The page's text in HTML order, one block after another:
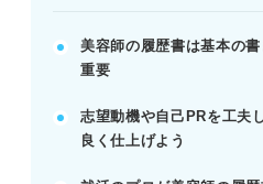
証明写真はリクルートス
ヶ月以内にする。
に注意する。
面接時のヘアメイクは清
美容師の履歴書は基本の
重要
志望動機や自己PRを工夫
良く仕上げよう